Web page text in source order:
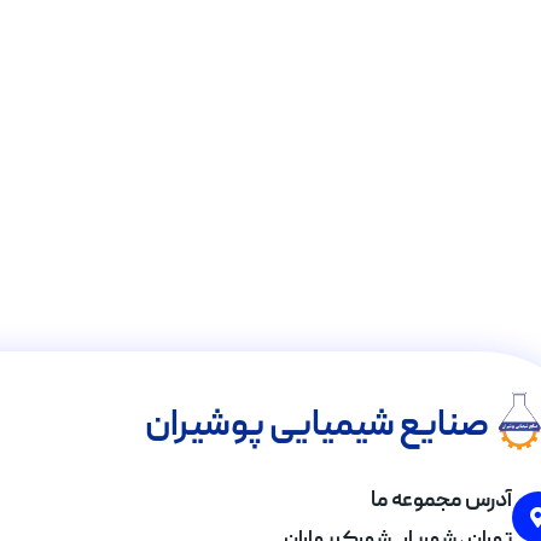
صنایع شیمیایی پوشیران
آدرس مجموعه ما